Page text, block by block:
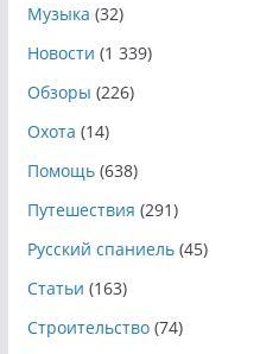
Музыка (32)
Новости (1 339)
Обзоры (226)
Охота (14)
Помощь(638)
Путешествия (291)
Русский спаниель(45)
Статьи (163)
Строительство(74)